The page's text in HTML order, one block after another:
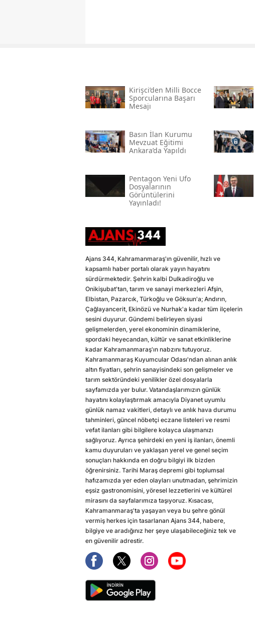
Kirişci’den Milli Bocce
Sporcularına Başarı
Mesajı
Basın İlan Kurumu
Mevzuat Eğitimi
Ankara’da Yapıldı
Pentagon Yeni Ufo
Dosyalarının
Görüntülerini
Yayınladı!
Ajans 344, Kahramanmaraş'ın güvenilir, hızlı ve
kapsamlı haber portalı olarak yayın hayatını
sürdürmektedir. Şehrin kalbi Dulkadiroğlu ve
Onikişubat'tan, tarım ve sanayi merkezleri Afşin,
Elbistan, Pazarcık, Türkoğlu ve Göksun'a; Andırın,
Çağlayancerit, Ekinözü ve Nurhak'a kadar tüm ilçelerin
sesini duyurur. Gündemi belirleyen siyasi
gelişmelerden, yerel ekonominin dinamiklerine,
spordaki heyecandan, kültür ve sanat etkinliklerine
kadar Kahramanmaraş'ın nabzını tutuyoruz.
Kahramanmaraş Kuyumcular Odası'ndan alınan anlık
altın fiyatları, şehrin sanayisindeki son gelişmeler ve
tarım sektöründeki yenilikler özel dosyalarla
sayfamızda yer bulur. Vatandaşlarımızın günlük
hayatını kolaylaştırmak amacıyla Diyanet uyumlu
günlük namaz vakitleri, detaylı ve anlık hava durumu
tahminleri, güncel nöbetçi eczane listeleri ve resmi
vefat ilanları gibi bilgilere kolayca ulaşmanızı
sağlıyoruz. Ayrıca şehirdeki en yeni iş ilanları, önemli
kamu duyuruları ve yaklaşan yerel ve genel seçim
sonuçları hakkında en doğru bilgiyi ilk bizden
öğrenirsiniz. Tarihi Maraş depremi gibi toplumsal
hafızamızda yer eden olayları unutmadan, şehrimizin
eşsiz gastronomisini, yöresel lezzetlerini ve kültürel
mirasını da sayfalarımıza taşıyoruz. Kısacası,
Kahramanmaraş'ta yaşayan veya bu şehre gönül
vermiş herkes için tasarlanan Ajans 344, habere,
bilgiye ve aradığınız her şeye ulaşabileceğiniz tek ve
en güvenilir adrestir.